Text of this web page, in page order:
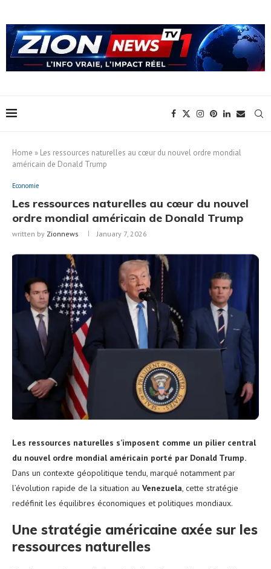
Home » Les ressources naturelles au cœur du nouvel ordre mondial
américain de Donald Trump
Economie
Les ressources naturelles au cœur du nouvel
ordre mondial américain de Donald Trump
written by Zionnews January 7, 2026
Les ressources naturelles s’imposent comme un pilier central
du nouvel ordre mondial américain porté par Donald Trump.
Dans un contexte géopolitique tendu, marqué notamment par
l’évolution rapide de la situation au Venezuela, cette stratégie
redéfinit les équilibres économiques et politiques mondiaux.
Une stratégie américaine axée sur les
ressources naturelles